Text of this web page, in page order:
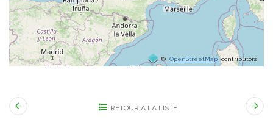
© OpenStreetMap contributors
RETOUR À LA LISTE